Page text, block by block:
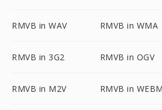
RMVB in WAV RMVB in WMA
RMVB in 3G2 RMVB in OGV
RMVB in M2V RMVB in WEBM